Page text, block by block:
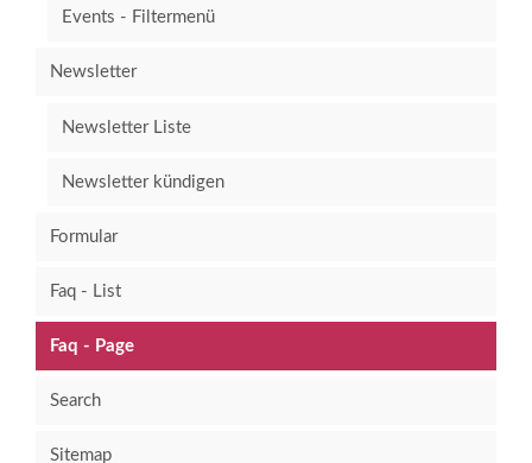
Events - Filtermenü
Newsletter
Newsletter Liste
Newsletter kündigen
Formular
Faq - List
Faq - Page
Search
Sitemap